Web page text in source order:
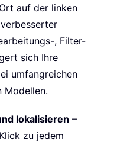
auf der linken
, Filter-
sich Ihre
umfangreichen
Modellen.
lokalisieren –
zu jedem